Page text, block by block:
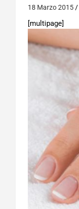
18 Marzo 2015
[multipage]